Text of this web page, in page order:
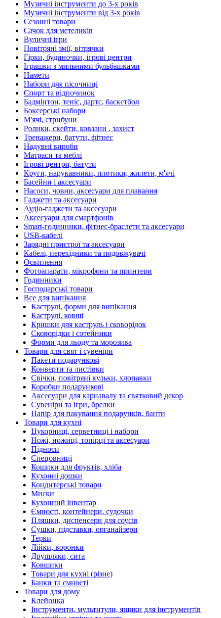
Музичні інструменти до 3-х років
Музичні інструменти від 3-х років
Сезонні товари
Сачок для метеликів
Вуличні ігри
Повітряні змії, вітрячки
Гірки, будиночки, ігрові центри
Іграшки з мильними бульбашками
Намети
Набори для пісочниці
Спорт та відпочинок
Бадмінтон, теніс, дартс, баскетбол
Боксерські набори
М'ячі, стрибуни
Ролики, скейти, ковзани , захист
Тренажери, батути, фітнес
Надувні вироби
Матраси та меблі
Ігрові центри, батути
Круги, нарукавники, плотики, жилети, м'ячі
Басейни і аксесуари
Насоси, човни, аксесуари для плавання
Гаджети та аксесуари
Аудіо-гаджети та аксесуари
Аксесуари для смартфонів
Smart-годинники, фітнес-браслети та аксесуари
USB-кабелі
Зарядні пристрої та аксесуари
Кабелі, перехідники та подовжувачі
Освітлення
Фотоапарати, мікрофони та принтери
Годинники
Господарські товари
Все для випікання
Каструлі, форми для випікання
Каструлі, ковші
Кришки для каструль і сковорідок
Сковорідки і сотейники
Форми для льоду та морозива
Товари для свят і сувеніри
Пакети подарункові
Конверти та листівки
Свічки, повітряні кульки, хлопавки
Коробки подарункові
Аксесуари для карнавалу та святковий декор
Сувеніри та ігри, брелки
Папір для пакування подарунків, банти
Товари для кухні
Цукорниці, серветниці і набори
Ножі, ножиці, топірці та аксесуари
Підноси
Спецовниці
Кошики для фруктів, хліба
Кухонні дошки
Кондитерські товари
Миски
Кухонний інвентар
Ємності, контейнери, судочки
Пляшки, диспенсери для соусів
Сушки, підставки, органайзери
Терки
Лійки, воронки
Друшляки, сита
Ковшики
Товари для кухні (різне)
Банки та ємності
Товари для дому
Клейонка
Інструменти, мультитули, ящики для інструментів